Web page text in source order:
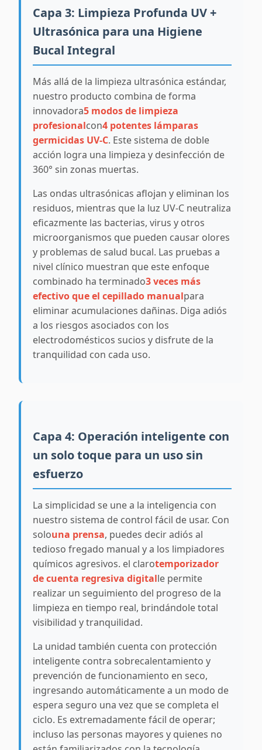
Capa 3: Limpieza Profunda UV +
Ultrasónica para una Higiene
Bucal Integral
Más allá de la limpieza ultrasónica estándar,
nuestro producto combina de forma
innovadora5 modos de limpieza
profesionalcon4 potentes lámparas
germicidas UV-C. Este sistema de doble
acción logra una limpieza y desinfección de
360° sin zonas muertas.
Las ondas ultrasónicas aflojan y eliminan los
residuos, mientras que la luz UV-C neutraliza
eficazmente las bacterias, virus y otros
microorganismos que pueden causar olores
y problemas de salud bucal. Las pruebas a
nivel clínico muestran que este enfoque
combinado ha terminado3 veces más
efectivo que el cepillado manualpara
eliminar acumulaciones dañinas. Diga adiós
a los riesgos asociados con los
electrodomésticos sucios y disfrute de la
tranquilidad con cada uso.
Capa 4: Operación inteligente con
un solo toque para un uso sin
esfuerzo
La simplicidad se une a la inteligencia con
nuestro sistema de control fácil de usar. Con
solouna prensa, puedes decir adiós al
tedioso fregado manual y a los limpiadores
químicos agresivos. el clarotemporizador
de cuenta regresiva digitalle permite
realizar un seguimiento del progreso de la
limpieza en tiempo real, brindándole total
visibilidad y tranquilidad.
La unidad también cuenta con protección
inteligente contra sobrecalentamiento y
prevención de funcionamiento en seco,
ingresando automáticamente a un modo de
espera seguro una vez que se completa el
ciclo. Es extremadamente fácil de operar;
incluso las personas mayores y quienes no